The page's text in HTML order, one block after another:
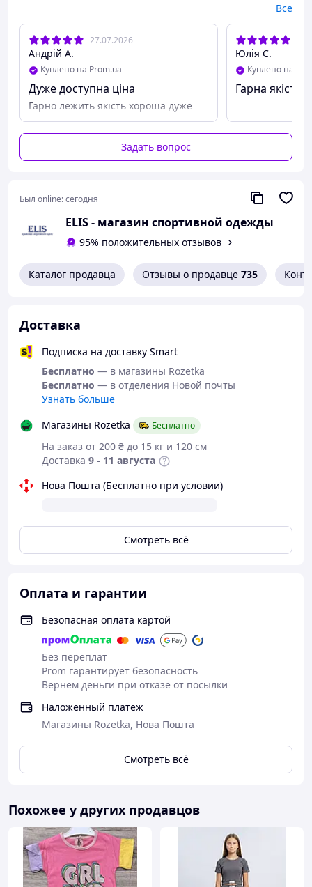
Все
27.07.2026
Андрій А.
Куплено на Prom.ua
Дуже доступна ціна
Гарно лежить якість хороша дуже
Юлія С.
Куплено на
Гарна якість
Задать вопрос
Был online:сегодня
ELIS - магазин спортивной одежды
95% положительных отзывов
Каталог продавца Отзывы о продавце 735
Доставка
Подписка на доставку Smart
Бесплатно — в магазины Rozetka
Бесплатно — в отделения Новой почты
Узнать больше
Магазины Rozetka
Бесплатно
На заказ от 200 ₴ до 15 кг и 120 см
Доставка 9 - 11 августа
Нова Пошта (Бесплатно при условии)
Смотреть всё
Оплата и гарантии
Безопасная оплата картой
Без переплат
Prom гарантирует безопасность
Вернем деньги при отказе от посылки
Наложенный платеж
Магазины Rozetka, Нова Пошта
Смотреть всё
Похожее у других продавцов